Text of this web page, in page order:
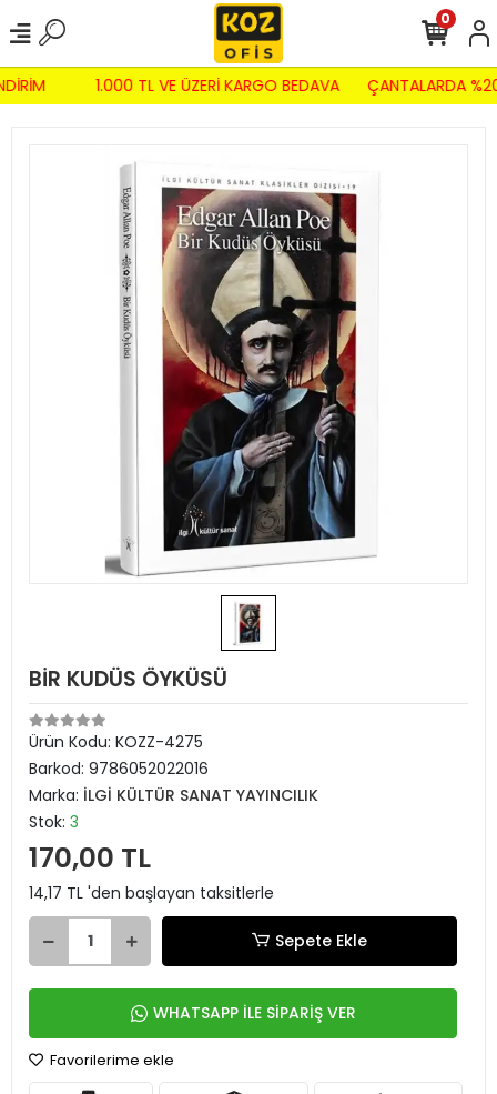
1.000 TL VE ÜZERİ KARGO BEDAVA ÇANTALARDA
0
BİR KUDÜS ÖYKÜSÜ
Ürün Kodu: KOZZ-4275
Barkod: 9786052022016
Marka: İLGİ KÜLTÜR SANAT YAYINCILIK
Stok: 3
170,00 TL
14,17 TL 'den başlayan taksitlerle
Sepete Ekle
WHATSAPP İLE SİPARİŞ VER
Favorilerime ekle